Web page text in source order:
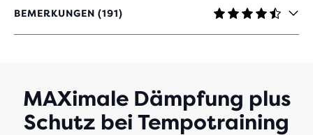
BEMERKUNGEN (191)
4.3
VON
BEWERTUNGEN
MAXimale Dämpfung plus
Schutz bei Tempotraining